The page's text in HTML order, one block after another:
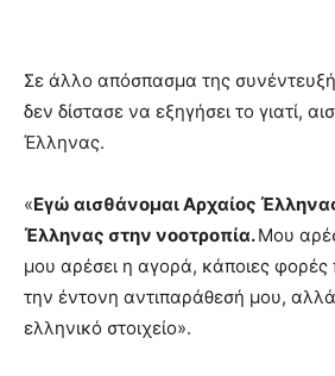
Σε άλλο απόσπασμα της
δεν δίστασε να εξηγήσει το γιατί,
Έλληνας.
«Εγώ αισθάνομαι Αρχαίος
Έλληνας στην νοοτροπία.Μου
μου αρέσει η αγορά, κάποιες
την έντονη αντιπαράθεσή μου, αλλά
ελληνικό στοιχείο».